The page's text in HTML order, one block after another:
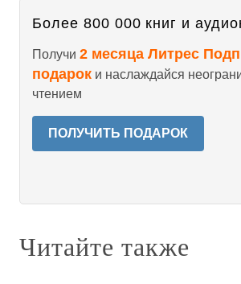
Более 800 000 книг и
Получи 2 месяца Литрес
подарок и наслаждайся
чтением
ПОЛУЧИТЬ ПОДАРОК
Читайте также